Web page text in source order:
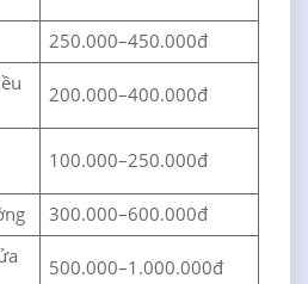
250.000–450.000đ
200.000–400.000đ
100.000–250.000đ
300.000–600.000đ
500.000–1.000.000đ